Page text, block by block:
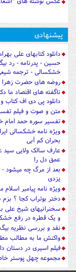
پیشنهادی
دانلود کتابهای علی
حسین - پدرنامه - رد
خشکسالی - ترجمه شیعی
روضه های حضرت زهرا
ناگفته های اقتصاد ما
دانلود پی دی اف کتاب
متن و صوت و فیلم تفسیر
تفسیر سوره حمد امام
ویژه نامه خشکسالی
بحران کم آبی
عارف سالک ولایی سید
عمق دل را
بعد از مرگ چه میشود
یزدی
ویژه نامه پیامبر
دختر بوتراب کجا ؟
سخنرانیهای شیخ علی
و یک قطره در رفع
نقد و بررسی نظریه
واکنش ما به مطالب
فیلم اسیری در دستان
مجموعه چهل پوستر